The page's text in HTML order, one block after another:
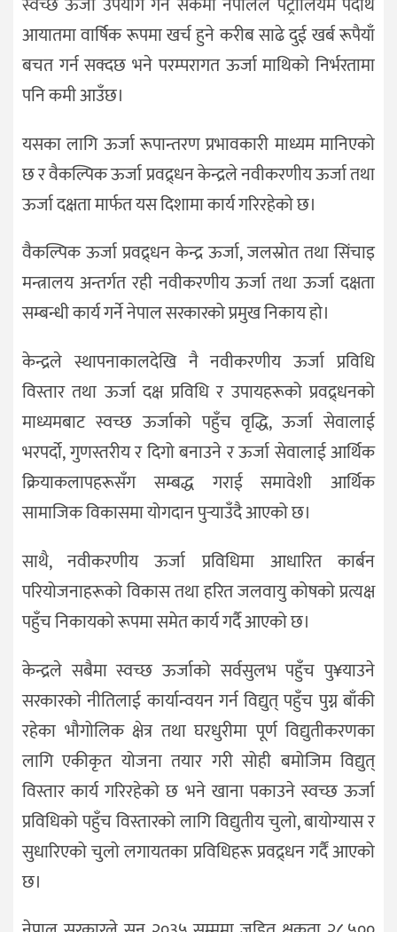
आयातमा वार्षिक रूपमा खर्च हुने करीब साढे दुई खर्ब रूपैयाँ
बचत गर्न सक्दछ भने परम्परागत ऊर्जा माथिको निर्भरतामा
पनि कमी आउँछ।
यसका लागि ऊर्जा रूपान्तरण प्रभावकारी माध्यम मानिएको
छ र वैकल्पिक ऊर्जा प्रवद्र्धन केन्द्रले नवीकरणीय ऊर्जा तथा
ऊर्जा दक्षता मार्फत यस दिशामा कार्य गरिरहेको छ।
वैकल्पिक ऊर्जा प्रवद्र्धन केन्द्र ऊर्जा, जलस्रोत तथा सिंचाइ
मन्त्रालय अन्तर्गत रही नवीकरणीय ऊर्जा तथा ऊर्जा दक्षता
सम्बन्धी कार्य गर्ने नेपाल सरकारको प्रमुख निकाय हो।
केन्द्रले स्थापनाकालदेखि नै नवीकरणीय ऊर्जा प्रविधि
विस्तार तथा ऊर्जा दक्ष प्रविधि र उपायहरूको प्रवद्र्धनको
माध्यमबाट स्वच्छ ऊर्जाको पहुँच वृद्धि, ऊर्जा सेवालाई
भरपर्दो, गुणस्तरीय र दिगो बनाउने र ऊर्जा सेवालाई आर्थिक
क्रियाकलापहरूसँग सम्बद्ध गराई समावेशी आर्थिक
सामाजिक विकासमा योगदान पुर्‍याउँदै आएको छ।
साथै, नवीकरणीय ऊर्जा प्रविधिमा आधारित कार्बन
परियोजनाहरूको विकास तथा हरित जलवायु कोषको प्रत्यक्ष
पहुँच निकायको रूपमा समेत कार्य गर्दै आएको छ।
केन्द्रले सबैमा स्वच्छ ऊर्जाको सर्वसुलभ पहुँच पु¥याउने
सरकारको नीतिलाई कार्यान्वयन गर्न विद्युत् पहुँच पुग्न बाँकी
रहेका भौगोलिक क्षेत्र तथा घरधुरीमा पूर्ण विद्युतीकरणका
लागि एकीकृत योजना तयार गरी सोही बमोजिम विद्युत्
विस्तार कार्य गरिरहेको छ भने खाना पकाउने स्वच्छ ऊर्जा
प्रविधिको पहुँच विस्तारको लागि विद्युतीय चुलो, बायोग्यास र
सुधारिएको चुलो लगायतका प्रविधिहरू प्रवद्र्धन गर्दैं आएको
छ।